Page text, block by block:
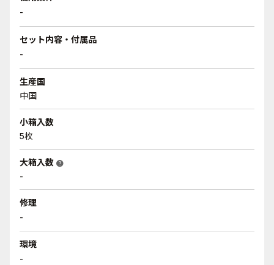
-
セット内容・付属品
-
生産国
中国
小箱入数
5枚
大箱入数 help
-
修理
-
環境
-